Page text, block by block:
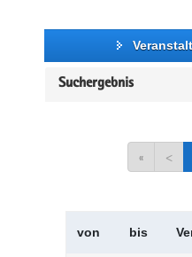
Suchergebnis
« <
von bis